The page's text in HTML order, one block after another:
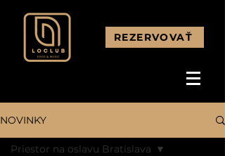
REZERVOVAŤ
NOVINKY
Priestor na oslavu Bratislava